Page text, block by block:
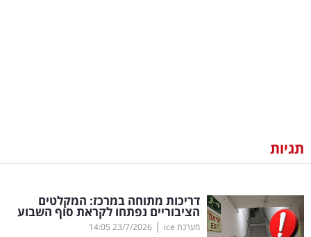
וצרכנות
דיגיטל
וטק
תגיות
דריכות מתוחה במרכז: המקלטים
הציבוריים נפתחו לקראת סוף השבוע
מערכת ice |
23/7/2026
14:05